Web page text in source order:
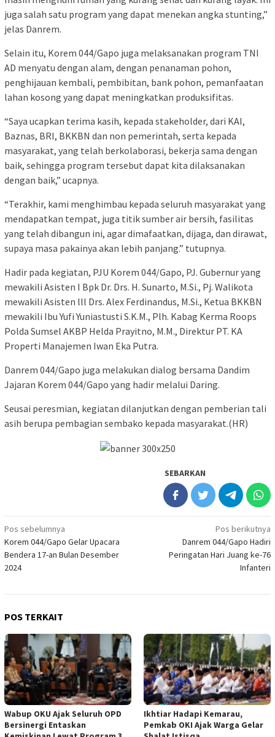
juga salah satu program yang dapat menekan angka stunting,”
jelas Danrem.
Selain itu, Korem 044/Gapo juga melaksanakan program TNI
AD menyatu dengan alam, dengan penanaman pohon,
penghijauan kembali, pembibitan, bank pohon, pemanfaatan
lahan kosong yang dapat meningkatkan produksifitas.
“Saya ucapkan terima kasih, kepada stakeholder, dari KAI,
Baznas, BRI, BKKBN dan non pemerintah, serta kepada
masyarakat, yang telah berkolaborasi, bekerja sama dengan
baik, sehingga program tersebut dapat kita dilaksanakan
dengan baik,” ucapnya.
“Terakhir, kami menghimbau kepada seluruh masyarakat yang
mendapatkan tempat, juga titik sumber air bersih, fasilitas
yang telah dibangun ini, agar dimafaatkan, dijaga, dan dirawat,
supaya masa pakainya akan lebih panjang.” tutupnya.
Hadir pada kegiatan, PJU Korem 044/Gapo, PJ. Gubernur yang
mewakili Asisten I Bpk Dr. Drs. H. Sunarto, M.Si., Pj. Walikota
mewakili Asisten lll Drs. Alex Ferdinandus, M.Si., Ketua BKKBN
mewakili Ibu Yufi Yuniastusti S.K.M., Plh. Kabag Kerma Roops
Polda Sumsel AKBP Helda Prayitno, M.M., Direktur PT. KA
Properti Manajemen Iwan Eka Putra.
Danrem 044/Gapo juga melakukan dialog bersama Dandim
Jajaran Korem 044/Gapo yang hadir melalui Daring.
Seusai peresmian, kegiatan dilanjutkan dengan pemberian tali
asih berupa pembagian sembako kepada masyarakat.(HR)
SEBARKAN
Navigasi
pos
Pos sebelumnya
Korem 044/Gapo Gelar Upacara
Bendera 17-an Bulan Desember
2024
Pos berikutnya
Danrem 044/Gapo Hadiri
Peringatan Hari Juang ke-76
Infanteri
POS TERKAIT
Wabup OKU Ajak Seluruh OPD
Bersinergi Entaskan
Ikhtiar Hadapi Kemarau,
Pemkab OKI Ajak Warga Gelar